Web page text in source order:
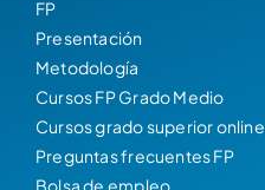
FP
Presentación
Metodología
Cursos FP Grado Medio
Cursos grado superior online
Preguntas frecuentes FP
Bolsa de empleo